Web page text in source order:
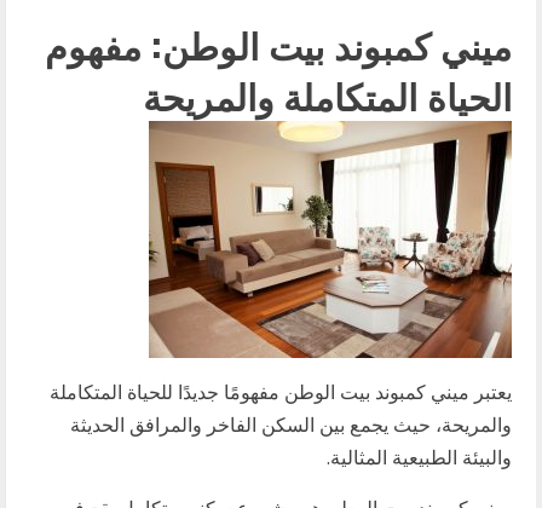
ميني كمبوند بيت الوطن: مفهوم
الحياة المتكاملة والمريحة
يعتبر ميني كمبوند بيت الوطن مفهومًا جديدًا للحياة المتكاملة
والمريحة، حيث يجمع بين السكن الفاخر والمرافق الحديثة
والبيئة الطبيعية المثالية.